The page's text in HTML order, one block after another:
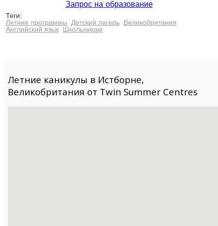
Запрос на образование
Теги:
Летние программы Детский лагерь Великобритания
Английский язык Школьникам
Летние каникулы в Истборне,
Великобритания от Twin Summer Centres